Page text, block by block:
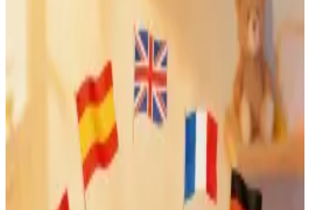
Ocho cosas que no encontrarás en otro cuento personalizado.
Tu foto se convierte en ilustración
No usamos avatares genéricos. Sube tu foto real y la transformamos
en una ilustración única de cuento.
Ver estilos disponibles
Aventuras con tus personajes favoritos
Blancanieves, Pinocho, el rey Arturo... Tu hijo/a puede vivir
aventuras junto a los personajes de cuento que más le gusten.
Ver personajes disponibles